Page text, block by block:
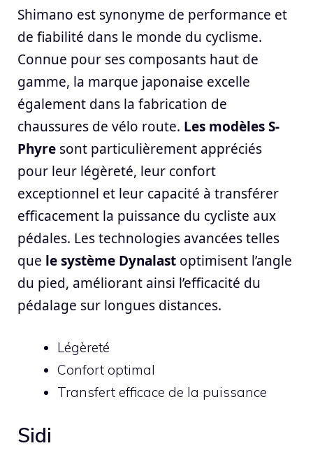
Shimano est synonyme de performance et
de fiabilité dans le monde du cyclisme.
Connue pour ses composants haut de
gamme, la marque japonaise excelle
également dans la fabrication de
chaussures de vélo route. Les modèles S-
Phyre sont particulièrement appréciés
pour leur légèreté, leur confort
exceptionnel et leur capacité à transférer
efficacement la puissance du cycliste aux
pédales. Les technologies avancées telles
que le système Dynalast optimisent l’angle
du pied, améliorant ainsi l’efficacité du
pédalage sur longues distances.
Légèreté
Confort optimal
Transfert efficace de la puissance
Sidi